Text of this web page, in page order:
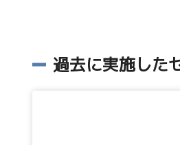
過去に実施した